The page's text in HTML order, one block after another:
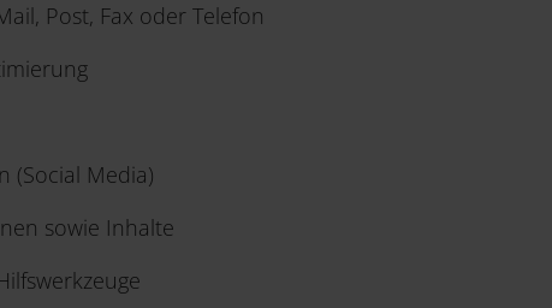
Post, Fax oder Telefon
(Social Media)
sowie Inhalte